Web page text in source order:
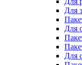
Для
Для
Для